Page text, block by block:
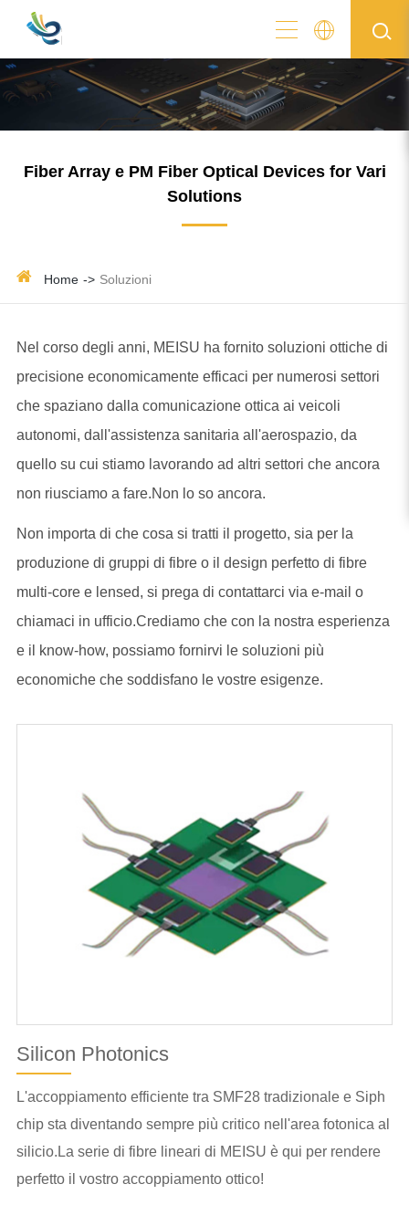
Fiber Array e PM Fiber Optical Devices for Vari
Solutions
Home Soluzioni
Nel corso degli anni, MEISU ha fornito soluzioni ottiche di
precisione economicamente efficaci per numerosi settori
che spaziano dalla comunicazione ottica ai veicoli
autonomi, dall'assistenza sanitaria all'aerospazio, da
quello su cui stiamo lavorando ad altri settori che ancora
non riusciamo a fare.Non lo so ancora.
Non importa di che cosa si tratti il progetto, sia per la
produzione di gruppi di fibre o il design perfetto di fibre
multi-core e lensed, si prega di contattarci via e-mail o
chiamaci in ufficio.Crediamo che con la nostra esperienza
e il know-how, possiamo fornirvi le soluzioni più
economiche che soddisfano le vostre esigenze.
Silicon Photonics
L'accoppiamento efficiente tra SMF28 tradizionale e Siph
chip sta diventando sempre più critico nell'area fotonica al
silicio.La serie di fibre lineari di MEISU è qui per rendere
perfetto il vostro accoppiamento ottico!